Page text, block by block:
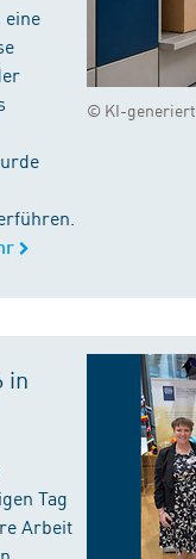
© KI-generiert
in
Tag
Arbeit